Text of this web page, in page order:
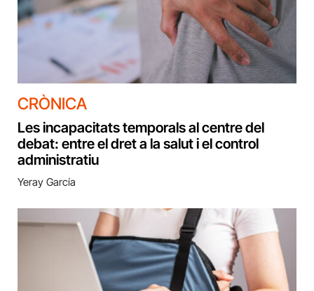
CRÒNICA
Les incapacitats temporals al centre del
debat: entre el dret a la salut i el control
administratiu
Yeray García